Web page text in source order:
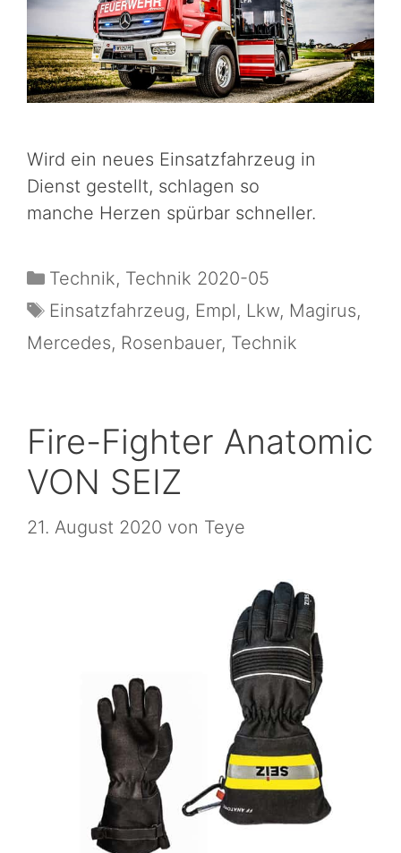
Wird ein neues Einsatzfahrzeug in
Dienst gestellt, schlagen so
manche Herzen spürbar schneller.
Technik, Technik 2020-05
Einsatzfahrzeug, Empl, Lkw, Magirus,
Mercedes, Rosenbauer, Technik
Fire-Fighter Anatomic
VON SEIZ
21. August 2020 von Teye